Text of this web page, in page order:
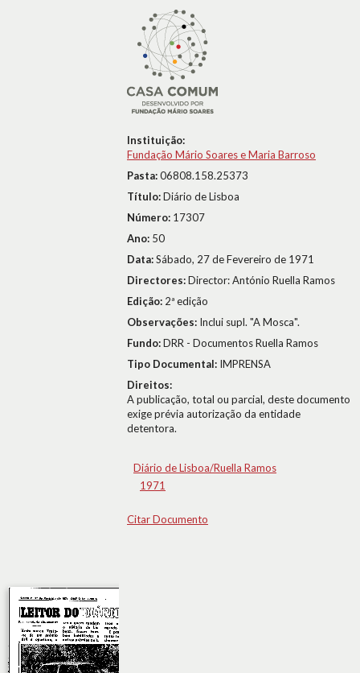
Instituição:
Fundação Mário Soares e Maria Barroso
Pasta:06808.158.25373
Título:Diário de Lisboa
Número: 17307
Ano: 50
Data:Sábado, 27 de Fevereiro de 1971
Directores:Director: António Ruella Ramos
Edição: 2ª edição
Observações: Inclui supl. "A Mosca".
Fundo:DRR - Documentos Ruella Ramos
Tipo Documental: IMPRENSA
Direitos:
A publicação, total ou parcial, deste documento
exige prévia autorização da entidade
detentora.
Diário de Lisboa/Ruella Ramos
1971
Citar Documento